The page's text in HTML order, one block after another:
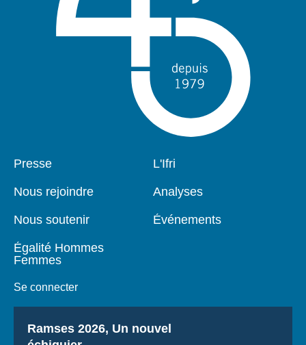
Pied
Presse
Nous rejoindre
Nous soutenir
Égalité Hommes
Femmes
Se connecter
Navigation
L'Ifri
Analyses
Événements
Titre
Ramses 2026, Un nouvel